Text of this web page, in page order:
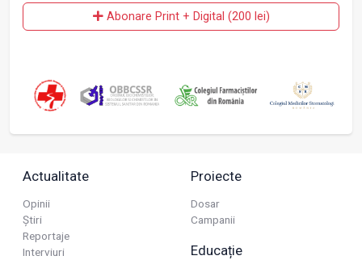
Abonare Print + Digital (200 lei)
Actualitate
Opinii
Știri
Reportaje
Interviuri
Proiecte
Dosar
Campanii
Educație